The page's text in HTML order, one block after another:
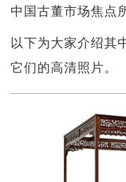
中国古董市场焦点
以下为大家介绍其
它们的高清照片。